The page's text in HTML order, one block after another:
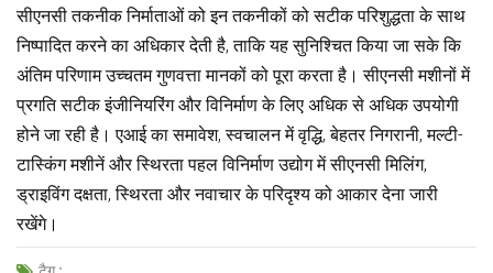
सीएनसी तकनीक निर्माताओं को इन तकनीकों को सटीक परिशुद्धता के साथ
निष्पादित करने का अधिकार देती है, ताकि यह सुनिश्चित किया जा सके कि
अंतिम परिणाम उच्चतम गुणवत्ता मानकों को पूरा करता है। सीएनसी मशीनों में
प्रगति सटीक इंजीनियरिंग और विनिर्माण के लिए अधिक से अधिक उपयोगी
होने जा रही है। एआई का समावेश, स्वचालन में वृद्धि, बेहतर निगरानी, मल्टी-
टास्किंग मशीनें और स्थिरता पहल विनिर्माण उद्योग में सीएनसी मिलिंग,
ड्राइविंग दक्षता, स्थिरता और नवाचार के परिदृश्य को आकार देना जारी
रखेंगे।